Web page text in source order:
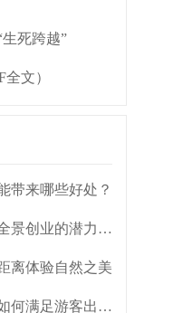
死跨越”
文）
带来哪些好处？
从三个主要需求市场分析，VR全景创业的潜力发展
离体验自然之美
人文景区有必要做VR云游吗？如何满足游客出行需求？